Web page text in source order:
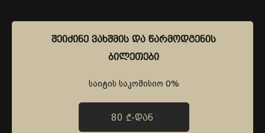
ᲨᲔᲘᲫᲘᲜᲔ ᲕᲐᲮᲨᲛᲘᲡ ᲓᲐ ᲬᲐᲠᲛᲝᲓᲒᲔᲜᲘᲡ
ᲑᲘᲚᲔᲗᲔᲑᲘ
საიტის საკომისიო 0%
80 ₾-ᲓᲐᲜ
ᲨᲔᲘᲫᲘᲜᲔ ᲕᲐᲮᲨᲛᲘᲡ ᲓᲐ ᲬᲐᲠᲛᲝᲓᲒᲔᲜᲘᲡ
ᲑᲘᲚᲔᲗᲔᲑᲘ
საიტის საკომისიო 0%
80 ₾-ᲓᲐᲜ